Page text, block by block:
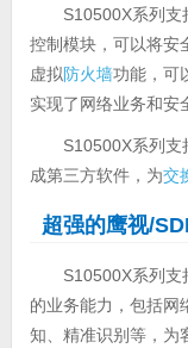
S10500X系列支
控制模块，可以将安
虚拟防火墙功能，可
实现了网络业务和安
S10500X系列支
成第三方软件，为交
超强的鹰视/
S10500X系列支
的业务能力，包括网
知、精准识别等，为